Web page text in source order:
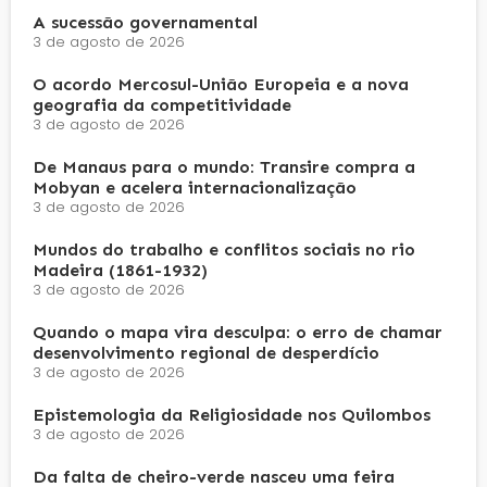
A sucessão governamental
3 de agosto de 2026
O acordo Mercosul-União Europeia e a nova
geografia da competitividade
3 de agosto de 2026
De Manaus para o mundo: Transire compra a
Mobyan e acelera internacionalização
3 de agosto de 2026
Mundos do trabalho e conflitos sociais no rio
Madeira (1861-1932)
3 de agosto de 2026
Quando o mapa vira desculpa: o erro de chamar
desenvolvimento regional de desperdício
3 de agosto de 2026
Epistemologia da Religiosidade nos Quilombos
3 de agosto de 2026
Da falta de cheiro-verde nasceu uma feira